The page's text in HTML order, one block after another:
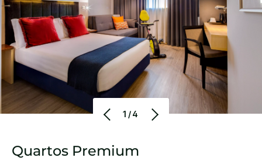
1/4
Quartos Premium